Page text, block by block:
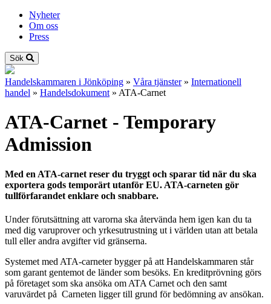
Nyheter
Om oss
Press
Sök
Handelskammaren i Jönköping » Våra tjänster » Internationell
handel » Handelsdokument » ATA-Carnet
ATA-Carnet - Temporary
Admission
Med en ATA-carnet reser du tryggt och sparar tid när du ska
exportera gods temporärt utanför EU. ATA-carneten gör
tullförfarandet enklare och snabbare.
Under förutsättning att varorna ska återvända hem igen kan du ta
med dig varuprover och yrkesutrustning ut i världen utan att betala
tull eller andra avgifter vid gränserna.
Systemet med ATA-carneter bygger på att Handelskammaren står
som garant gentemot de länder som besöks. En kreditprövning görs
på företaget som ska ansöka om ATA Carnet och den samt
varuvärdet på Carneten ligger till grund för bedömning av ansökan.